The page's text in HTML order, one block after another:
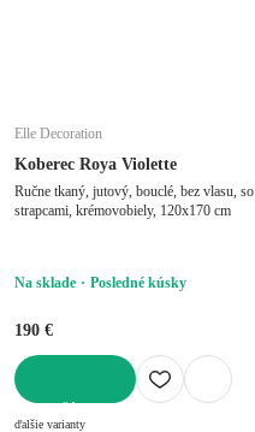
Elle Decoration
Koberec Roya Violette
Ručne tkaný, jutový, bouclé, bez vlasu, so
strapcami, krémovobiely, 120x170 cm
Na sklade Posledné kúsky
190 €
ďalšie varianty